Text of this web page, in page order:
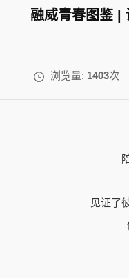
融威青春图鉴 |
浏览量: 1403次
见证了